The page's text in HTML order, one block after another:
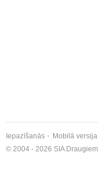
Iepazīšanās Mobilā versija
© 2004 - 2026 SIA Draugiem